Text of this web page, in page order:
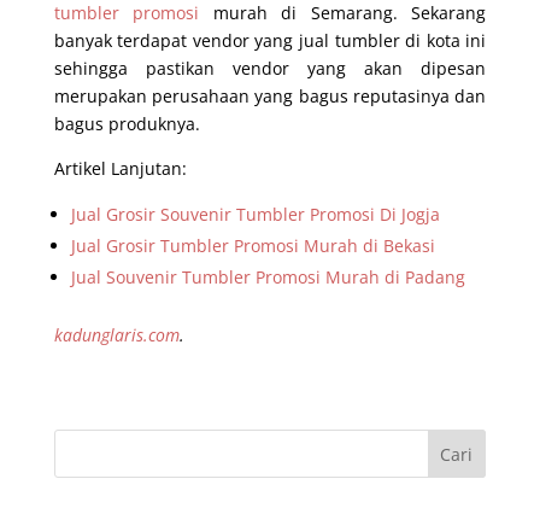
tumbler promosi murah di Semarang. Sekarang
banyak terdapat vendor yang jual tumbler di kota ini
sehingga pastikan vendor yang akan dipesan
merupakan perusahaan yang bagus reputasinya dan
bagus produknya.
Artikel Lanjutan:
Jual Grosir Souvenir Tumbler Promosi Di Jogja
Jual Grosir Tumbler Promosi Murah di Bekasi
Jual Souvenir Tumbler Promosi Murah di Padang
kadunglaris.com.